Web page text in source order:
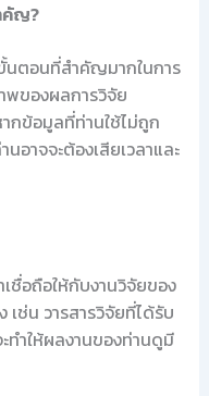
คัญ?
นตอนที่สำคัญมากในการ
ของผลการวิจัย
กข้อมูลที่ท่านใช้ไม่ถูก
อาจจะต้องเสียเวลาและ
ชื่อถือให้กับงานวิจัยของ
ช่น วารสารวิจัยที่ได้รับ
ำให้ผลงานของท่านดูมี